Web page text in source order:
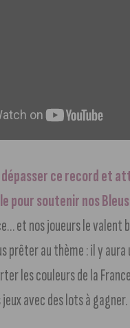
ce record et
pour soutenir nos
et nos joueurs le valent
prêter au thème : il y aura
les couleurs de la
avec des lots à gagner.